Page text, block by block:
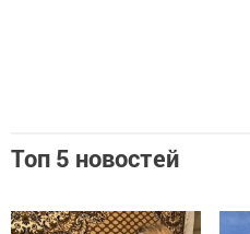
Топ 5 новостей